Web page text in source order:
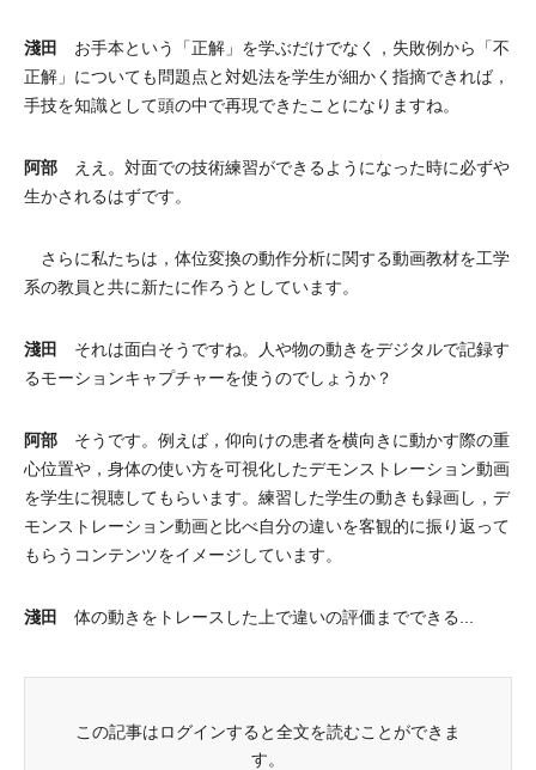
淺田 お手本という「正解」を学ぶだけでなく，失敗例から「不
正解」についても問題点と対処法を学生が細かく指摘できれば，
手技を知識として頭の中で再現できたことになりますね。
阿部 ええ。対面での技術練習ができるようになった時に必ずや
生かされるはずです。
さらに私たちは，体位変換の動作分析に関する動画教材を工学
系の教員と共に新たに作ろうとしています。
淺田 それは面白そうですね。人や物の動きをデジタルで記録す
るモーションキャプチャーを使うのでしょうか？
阿部 そうです。例えば，仰向けの患者を横向きに動かす際の重
心位置や，身体の使い方を可視化したデモンストレーション動画
を学生に視聴してもらいます。練習した学生の動きも録画し，デ
モンストレーション動画と比べ自分の違いを客観的に振り返って
もらうコンテンツをイメージしています。
淺田 体の動きをトレースした上で違いの評価までできる...
この記事はログインすると全文を読むことができま
す。